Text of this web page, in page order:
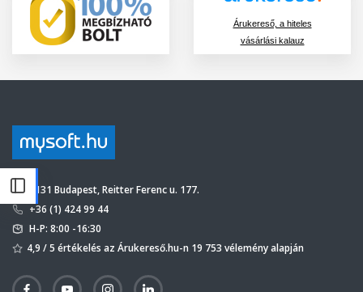
Árukereső, a hiteles
vásárlási kalauz
1131 Budapest, Reitter Ferenc u. 177.
+36 (1) 424 99 44
H-P: 8:00 -16:30
4,9 / 5 értékelés az Árukereső.hu-n 19 753 vélemény alapján